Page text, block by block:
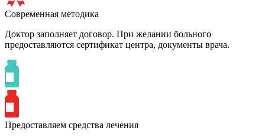
Современная методика
Доктор заполняет договор. При желании больного
предоставляются сертификат центра, документы врача.
Предоставляем средства лечения